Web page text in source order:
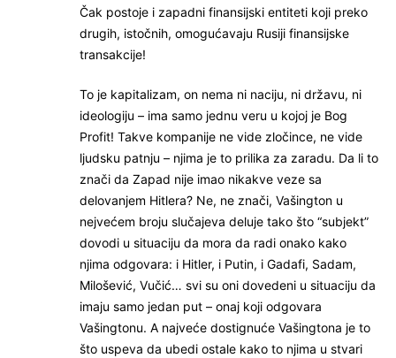
Čak postoje i zapadni finansijski entiteti koji preko
drugih, istočnih, omogućavaju Rusiji finansijske
transakcije!
To je kapitalizam, on nema ni naciju, ni državu, ni
ideologiju – ima samo jednu veru u kojoj je Bog
Profit! Takve kompanije ne vide zločince, ne vide
ljudsku patnju – njima je to prilika za zaradu. Da li to
znači da Zapad nije imao nikakve veze sa
delovanjem Hitlera? Ne, ne znači, Vašington u
nejvećem broju slučajeva deluje tako što “subjekt”
dovodi u situaciju da mora da radi onako kako
njima odgovara: i Hitler, i Putin, i Gadafi, Sadam,
Milošević, Vučić… svi su oni dovedeni u situaciju da
imaju samo jedan put – onaj koji odgovara
Vašingtonu. A najveće dostignuće Vašingtona je to
što uspeva da ubedi ostale kako to njima u stvari